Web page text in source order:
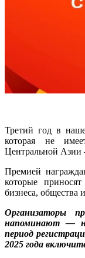
Третий год в
которая не
Центральной Азии
Премией
которые
бизнеса, общества
Организаторы
напоминают —
период
2025 года